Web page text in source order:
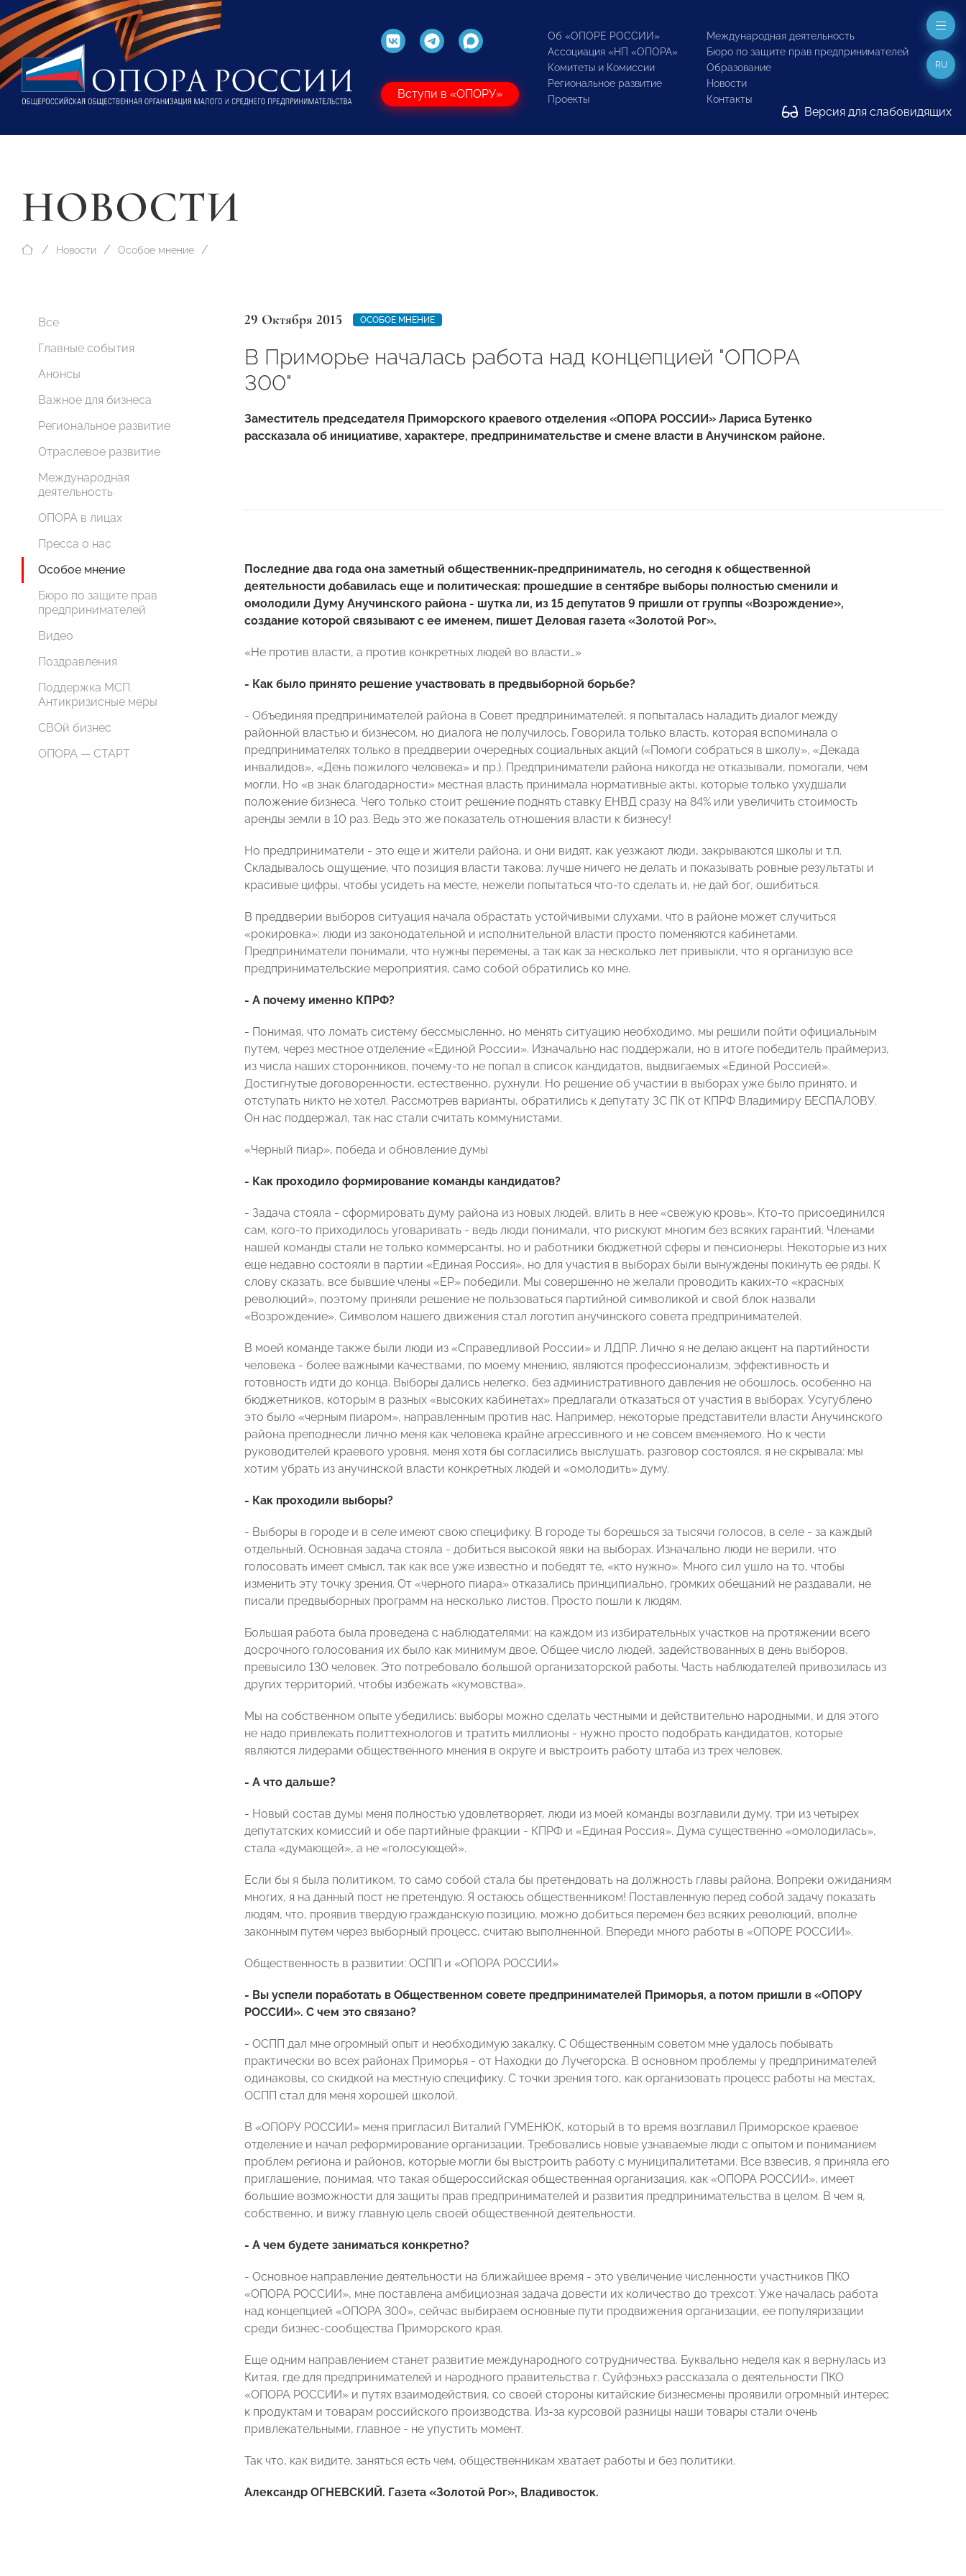
Вступи в «ОПОРУ»
Об «ОПОРЕ РОССИИ»
Ассоциация «НП «ОПОРА»
Комитеты и Комиссии
Региональное развитие
Проекты
Международная деятельность
Бюро по защите прав предпринимателей
Образование
Новости
Контакты
Версия для слабовидящих
RU
НОВОСТИ
Новости Особое мнение
Все
Главные события
Анонсы
Важное для бизнеса
Региональное развитие
Отраслевое развитие
Международная
деятельность
ОПОРА в лицах
Пресса о нас
Особое мнение
Бюро по защите прав
предпринимателей
Видео
Поздравления
Поддержка МСП.
Антикризисные меры
СВОй бизнес
ОПОРА — СТАРТ
29 Октября 2015 ОСОБОЕ МНЕНИЕ
В Приморье началась работа над концепцией "ОПОРА
300"
Заместитель председателя Приморского краевого отделения «ОПОРА РОССИИ» Лариса Бутенко
рассказала об инициативе, характере, предпринимательстве и смене власти в Анучинском районе.
Последние два года она заметный общественник-предприниматель, но сегодня к общественной
деятельности добавилась еще и политическая: прошедшие в сентябре выборы полностью сменили и
омолодили Думу Анучинского района - шутка ли, из 15 депутатов 9 пришли от группы «Возрождение»,
создание которой связывают с ее именем, пишет Деловая газета «Золотой Рог».
«Не против власти, а против конкретных людей во власти…»
- Как было принято решение участвовать в предвыборной борьбе?
- Объединяя предпринимателей района в Совет предпринимателей, я попыталась наладить диалог между
районной властью и бизнесом, но диалога не получилось. Говорила только власть, которая вспоминала о
предпринимателях только в преддверии очередных социальных акций («Помоги собраться в школу», «Декада
инвалидов», «День пожилого человека» и пр.). Предприниматели района никогда не отказывали, помогали, чем
могли. Но «в знак благодарности» местная власть принимала нормативные акты, которые только ухудшали
положение бизнеса. Чего только стоит решение поднять ставку ЕНВД сразу на 84% или увеличить стоимость
аренды земли в 10 раз. Ведь это же показатель отношения власти к бизнесу!
Но предприниматели - это еще и жители района, и они видят, как уезжают люди, закрываются школы и т.п.
Складывалось ощущение, что позиция власти такова: лучше ничего не делать и показывать ровные результаты и
красивые цифры, чтобы усидеть на месте, нежели попытаться что-то сделать и, не дай бог, ошибиться.
В преддверии выборов ситуация начала обрастать устойчивыми слухами, что в районе может случиться
«рокировка»: люди из законодательной и исполнительной власти просто поменяются кабинетами.
Предприниматели понимали, что нужны перемены, а так как за несколько лет привыкли, что я организую все
предпринимательские мероприятия, само собой обратились ко мне.
- А почему именно КПРФ?
- Понимая, что ломать систему бессмысленно, но менять ситуацию необходимо, мы решили пойти официальным
путем, через местное отделение «Единой России». Изначально нас поддержали, но в итоге победитель праймериз,
из числа наших сторонников, почему-то не попал в список кандидатов, выдвигаемых «Единой Россией».
Достигнутые договоренности, естественно, рухнули. Но решение об участии в выборах уже было принято, и
отступать никто не хотел. Рассмотрев варианты, обратились к депутату ЗС ПК от КПРФ Владимиру БЕСПАЛОВУ.
Он нас поддержал, так нас стали считать коммунистами.
«Черный пиар», победа и обновление думы
- Как проходило формирование команды кандидатов?
- Задача стояла - сформировать думу района из новых людей, влить в нее «свежую кровь». Кто-то присоединился
сам, кого-то приходилось уговаривать - ведь люди понимали, что рискуют многим без всяких гарантий. Членами
нашей команды стали не только коммерсанты, но и работники бюджетной сферы и пенсионеры. Некоторые из них
еще недавно состояли в партии «Единая Россия», но для участия в выборах были вынуждены покинуть ее ряды. К
слову сказать, все бывшие члены «ЕР» победили. Мы совершенно не желали проводить каких-то «красных
революций», поэтому приняли решение не пользоваться партийной символикой и свой блок назвали
«Возрождение». Символом нашего движения стал логотип анучинского совета предпринимателей.
В моей команде также были люди из «Справедливой России» и ЛДПР. Лично я не делаю акцент на партийности
человека - более важными качествами, по моему мнению, являются профессионализм, эффективность и
готовность идти до конца. Выборы дались нелегко, без административного давления не обошлось, особенно на
бюджетников, которым в разных «высоких кабинетах» предлагали отказаться от участия в выборах. Усугублено
это было «черным пиаром», направленным против нас. Например, некоторые представители власти Анучинского
района преподнесли лично меня как человека крайне агрессивного и не совсем вменяемого. Но к чести
руководителей краевого уровня, меня хотя бы согласились выслушать, разговор состоялся, я не скрывала: мы
хотим убрать из анучинской власти конкретных людей и «омолодить» думу.
- Как проходили выборы?
- Выборы в городе и в селе имеют свою специфику. В городе ты борешься за тысячи голосов, в селе - за каждый
отдельный. Основная задача стояла - добиться высокой явки на выборах. Изначально люди не верили, что
голосовать имеет смысл, так как все уже известно и победят те, «кто нужно». Много сил ушло на то, чтобы
изменить эту точку зрения. От «черного пиара» отказались принципиально, громких обещаний не раздавали, не
писали предвыборных программ на несколько листов. Просто пошли к людям.
Большая работа была проведена с наблюдателями: на каждом из избирательных участков на протяжении всего
досрочного голосования их было как минимум двое. Общее число людей, задействованных в день выборов,
превысило 130 человек. Это потребовало большой организаторской работы. Часть наблюдателей привозилась из
других территорий, чтобы избежать «кумовства».
Мы на собственном опыте убедились: выборы можно сделать честными и действительно народными, и для этого
не надо привлекать политтехнологов и тратить миллионы - нужно просто подобрать кандидатов, которые
являются лидерами общественного мнения в округе и выстроить работу штаба из трех человек.
- А что дальше?
- Новый состав думы меня полностью удовлетворяет, люди из моей команды возглавили думу, три из четырех
депутатских комиссий и обе партийные фракции - КПРФ и «Единая Россия». Дума существенно «омолодилась»,
стала «думающей», а не «голосующей».
Если бы я была политиком, то само собой стала бы претендовать на должность главы района. Вопреки ожиданиям
многих, я на данный пост не претендую. Я остаюсь общественником! Поставленную перед собой задачу показать
людям, что, проявив твердую гражданскую позицию, можно добиться перемен без всяких революций, вполне
законным путем через выборный процесс, считаю выполненной. Впереди много работы в «ОПОРЕ РОССИИ».
Общественность в развитии: ОСПП и «ОПОРА РОССИИ»
- Вы успели поработать в Общественном совете предпринимателей Приморья, а потом пришли в «ОПОРУ
РОССИИ». С чем это связано?
- ОСПП дал мне огромный опыт и необходимую закалку. С Общественным советом мне удалось побывать
практически во всех районах Приморья - от Находки до Лучегорска. В основном проблемы у предпринимателей
одинаковы, со скидкой на местную специфику. С точки зрения того, как организовать процесс работы на местах,
ОСПП стал для меня хорошей школой.
В «ОПОРУ РОССИИ» меня пригласил Виталий ГУМЕНЮК, который в то время возглавил Приморское краевое
отделение и начал реформирование организации. Требовались новые узнаваемые люди с опытом и пониманием
проблем региона и районов, которые могли бы выстроить работу с муниципалитетами. Все взвесив, я приняла его
приглашение, понимая, что такая общероссийская общественная организация, как «ОПОРА РОССИИ», имеет
большие возможности для защиты прав предпринимателей и развития предпринимательства в целом. В чем я,
собственно, и вижу главную цель своей общественной деятельности.
- А чем будете заниматься конкретно?
- Основное направление деятельности на ближайшее время - это увеличение численности участников ПКО
«ОПОРА РОССИИ», мне поставлена амбициозная задача довести их количество до трехсот. Уже началась работа
над концепцией «ОПОРА 300», сейчас выбираем основные пути продвижения организации, ее популяризации
среди бизнес-сообщества Приморского края.
Еще одним направлением станет развитие международного сотрудничества. Буквально неделя как я вернулась из
Китая, где для предпринимателей и народного правительства г. Суйфэньхэ рассказала о деятельности ПКО
«ОПОРА РОССИИ» и путях взаимодействия, со своей стороны китайские бизнесмены проявили огромный интерес
к продуктам и товарам российского производства. Из-за курсовой разницы наши товары стали очень
привлекательными, главное - не упустить момент.
Так что, как видите, заняться есть чем, общественникам хватает работы и без политики.
Александр ОГНЕВСКИЙ. Газета «Золотой Рог», Владивосток.